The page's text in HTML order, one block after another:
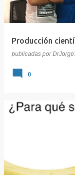
Producción
publicadas por
0